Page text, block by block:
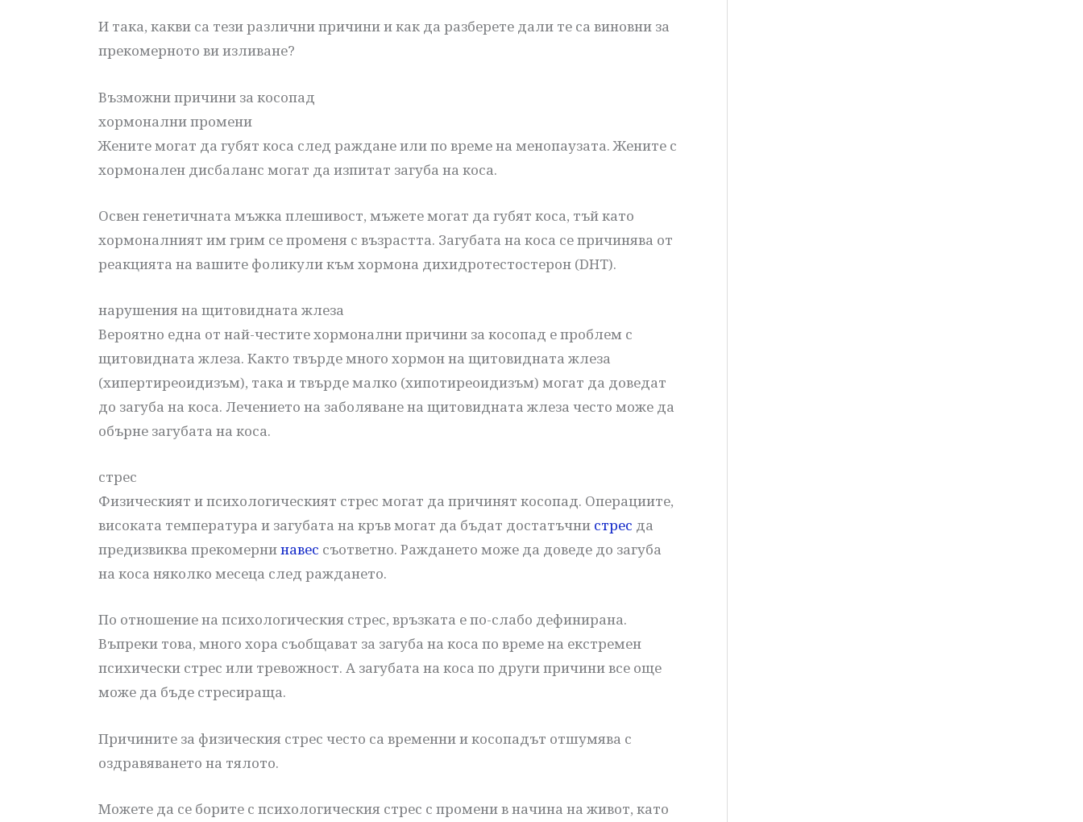
И така, какви са тези различни причини и как да разберете дали те са виновни за
прекомерното ви изливане?
Възможни причини за косопад
хормонални промени
Жените могат да губят коса след раждане или по време на менопаузата. Жените с
хормонален дисбаланс могат да изпитат загуба на коса.
Освен генетичната мъжка плешивост, мъжете могат да губят коса, тъй като
хормоналният им грим се променя с възрастта. Загубата на коса се причинява от
реакцията на вашите фоликули към хормона дихидротестостерон (DHT).
нарушения на щитовидната жлеза
Вероятно една от най-честите хормонални причини за косопад е проблем с
щитовидната жлеза. Както твърде много хормон на щитовидната жлеза
(хипертиреоидизъм), така и твърде малко (хипотиреоидизъм) могат да доведат
до загуба на коса. Лечението на заболяване на щитовидната жлеза често може да
обърне загубата на коса.
стрес
Физическият и психологическият стрес могат да причинят косопад. Операциите,
високата температура и загубата на кръв могат да бъдат достатъчни стрес да
предизвиква прекомернинавес съответно. Раждането може да доведе до загуба
на коса няколко месеца след раждането.
По отношение на психологическия стрес, връзката е по-слабо дефинирана.
Въпреки това, много хора съобщават за загуба на коса по време на екстремен
психически стрес или тревожност. А загубата на коса по други причини все още
може да бъде стресираща.
Причините за физическия стрес често са временни и косопадът отшумява с
оздравяването на тялото.
Можете да се борите с психологическия стрес с промени в начина на живот, като